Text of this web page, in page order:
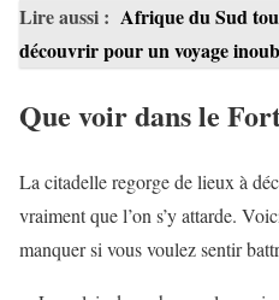
Lire aussi : Afrique du Sud
découvrir pour un voyage
Que voir dans le
La citadelle regorge de lieux à
vraiment que l’on s’y attarde.
manquer si vous voulez sentir